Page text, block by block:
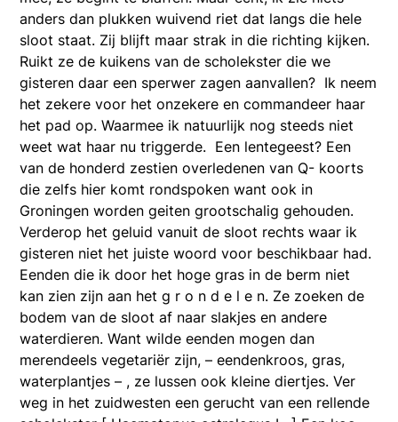
anders dan plukken wuivend riet dat langs die hele
sloot staat. Zij blijft maar strak in die richting kijken.
Ruikt ze de kuikens van de scholekster die we
gisteren daar een sperwer zagen aanvallen? Ik neem
het zekere voor het onzekere en commandeer haar
het pad op. Waarmee ik natuurlijk nog steeds niet
weet wat haar nu triggerde. Een lentegeest? Een
van de honderd zestien overledenen van Q- koorts
die zelfs hier komt rondspoken want ook in
Groningen worden geiten grootschalig gehouden.
Verderop het geluid vanuit de sloot rechts waar ik
gisteren niet het juiste woord voor beschikbaar had.
Eenden die ik door het hoge gras in de berm niet
kan zien zijn aan het g r o n d e l e n. Ze zoeken de
bodem van de sloot af naar slakjes en andere
waterdieren. Want wilde eenden mogen dan
merendeels vegetariër zijn, – eendenkroos, gras,
waterplantjes – , ze lussen ook kleine diertjes. Ver
weg in het zuidwesten een gerucht van een rellende